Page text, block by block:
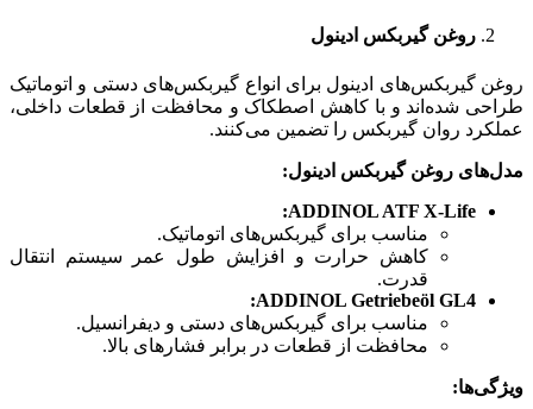
روغن گیربکس ادینول
روغن گیربکس‌های ادینول برای انواع گیربکس‌های دستی و اتوماتیک
طراحی شده‌اند و با کاهش اصطکاک و محافظت از قطعات داخلی،
عملکرد روان گیربکس را تضمین می‌کنند.
مدل‌های روغن گیربکس ادینول:
ADDINOL ATF X-Life:
مناسب برای گیربکس‌های اتوماتیک.
کاهش حرارت و افزایش طول عمر سیستم انتقال
قدرت.
ADDINOL Getriebeöl GL4:
مناسب برای گیربکس‌های دستی و دیفرانسیل.
محافظت از قطعات در برابر فشارهای بالا.
ویژگی‌ها: